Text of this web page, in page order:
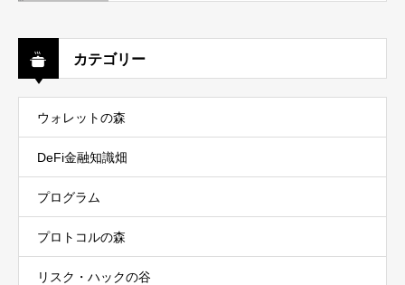
カテゴリー
ウォレットの森
DeFi金融知識畑
プログラム
プロトコルの森
リスク・ハックの谷